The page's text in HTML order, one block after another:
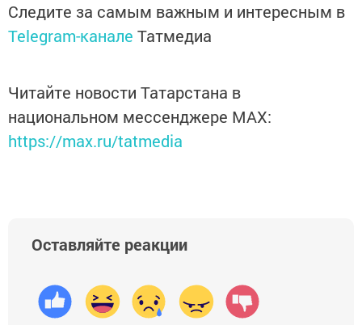
Следите за самым важным и интересным в
Telegram-канале Татмедиа
Читайте новости Татарстана в
национальном мессенджере MАХ:
https://max.ru/tatmedia
Оставляйте реакции